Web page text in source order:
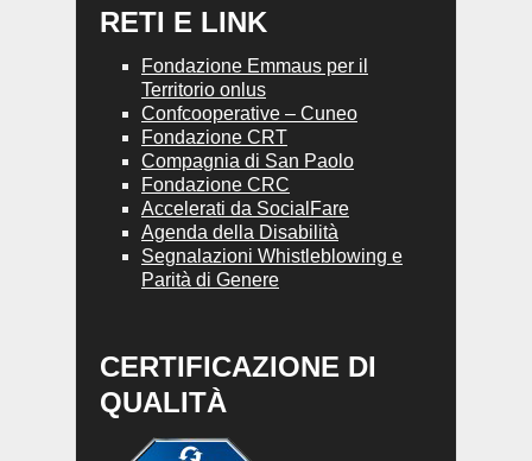
RETI E LINK
Fondazione Emmaus per il
Territorio onlus
Confcooperative – Cuneo
Fondazione CRT
Compagnia di San Paolo
Fondazione CRC
Accelerati da SocialFare
Agenda della Disabilità
Segnalazioni Whistleblowing e
Parità di Genere
CERTIFICAZIONE DI
QUALITÀ